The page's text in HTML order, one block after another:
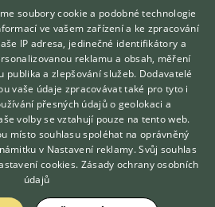
PLEMENE
O nás
Kontakt
zvýraznění inzerátů
Podmínky užití
osobních údajů
Přihlášení
Hledáte zvířecího kamaráda?
Zdarma vám poradí
VETERINÁŘ ONLINE
KONZULTOVAT S
VETERINÁŘEM
soubory cookie a podobné technologie
ve vašem zařízení a ke zpracování
IP adresa, jedinečné identifikátory a
reklamu a obsah, měření
publika a zlepšování služeb. Dodavatelé
vaše údaje zpracovávat také pro tyto i
přesných údajů o geolokaci a
volby se vztahují pouze na tento web.
místo souhlasu spoléhat na oprávněný
v Nastavení reklamy. Svůj souhlas
cookies. Zásady ochrany osobních
údajů